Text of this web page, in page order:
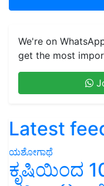
We're on
get the most
Latest
ಯಶೋಗಾಥೆ
ಕೃಷಿಯಿಂದ